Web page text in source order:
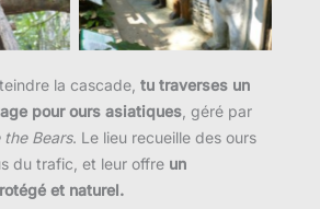
la cascade, tu traverses un
pour ours asiatiques , géré par
the Bears. Le lieu recueille des ours
du trafic, et leur offre un
et naturel.